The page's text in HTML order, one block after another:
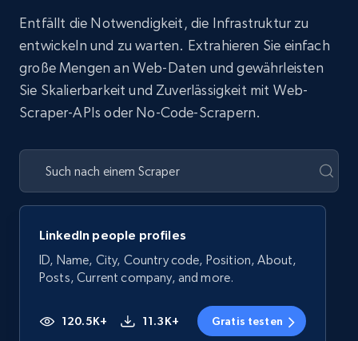
Entfällt die Notwendigkeit, die Infrastruktur zu
entwickeln und zu warten. Extrahieren Sie einfach
große Mengen an Web-Daten und gewährleisten
Sie Skalierbarkeit und Zuverlässigkeit mit Web-
Scraper-APIs oder No-Code-Scrapern.
LinkedIn people profiles
ID, Name, City, Country code, Position, About,
Posts, Current company, and more.
120.5K+ 11.3K+ Gratis testen